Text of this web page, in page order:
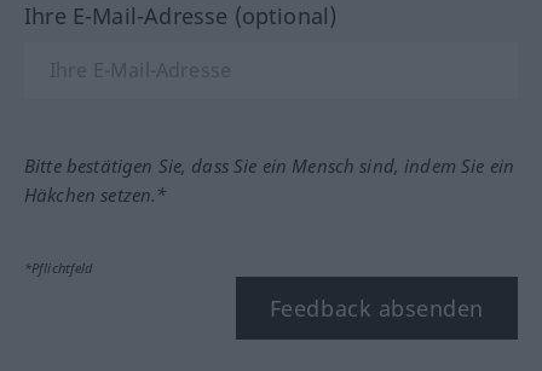
Ihre E-Mail-Adresse (optional)
Bitte bestätigen Sie, dass Sie ein Mensch sind, indem Sie ein
Häkchen setzen.*
*Pflichtfeld
Feedback absenden